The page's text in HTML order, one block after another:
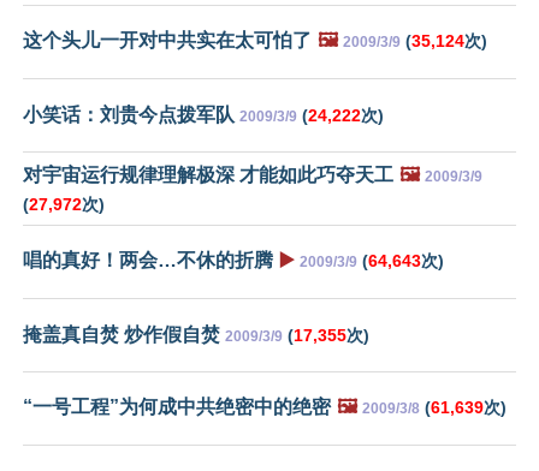
这个头儿一开对中共实在太可怕了 🖼️ 2009/3/9 (35,124次)
小笑话：刘贵今点拨军队 2009/3/9 (24,222次)
对宇宙运行规律理解极深 才能如此巧夺天工 🖼️ 2009/3/9
(27,972次)
唱的真好！两会…不休的折腾 ▶️ 2009/3/9 (64,643次)
掩盖真自焚 炒作假自焚 2009/3/9 (17,355次)
“一号工程”为何成中共绝密中的绝密 🖼️ 2009/3/8 (61,639次)